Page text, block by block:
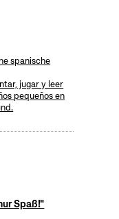
spanische
jugar y leer
pequeños en
Spaß!"